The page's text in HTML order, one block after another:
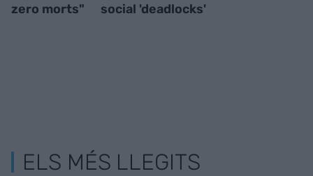
zero morts"
social 'deadlocks'
ELS MÉS LLEGITS